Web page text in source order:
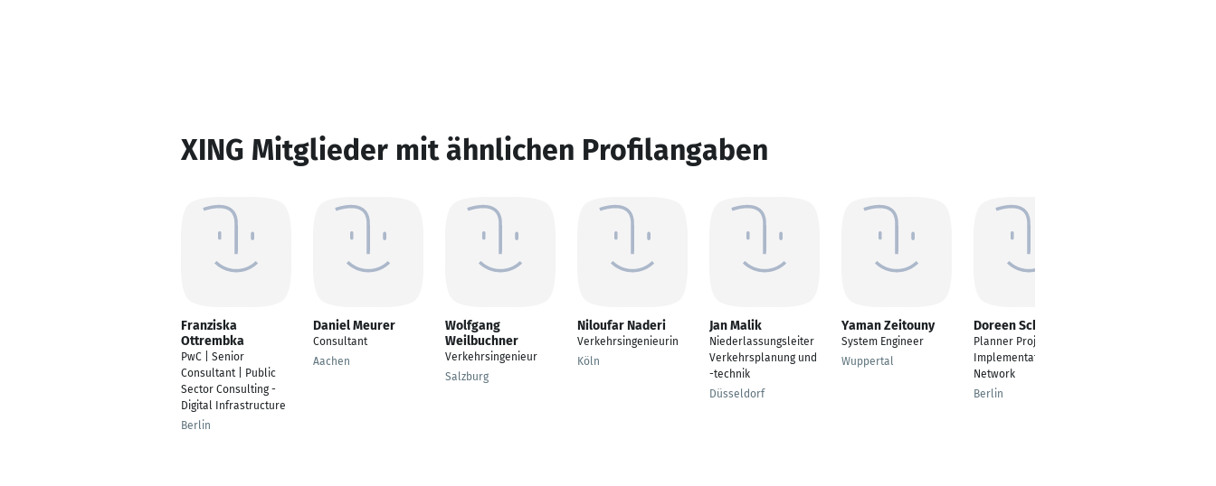
XING Mitglieder mit ähnlichen Profilangaben
Franziska
Ottrembka
PwC | Senior
Consultant | Public
Sector Consulting -
Digital Infrastructure
Berlin
Daniel Meurer
Consultant
Aachen
Wolfgang
Weilbuchner
Verkehrsingenieur
Salzburg
Niloufar Naderi
Verkehrsingenieurin
Köln
Jan Malik
Niederlassungsleiter
Verkehrsplanung und
-technik
Düsseldorf
Yaman Zeitouny
System Engineer
Wuppertal
Doreen Scholz
Planner Project
Implementation Fibre
Network
Berlin